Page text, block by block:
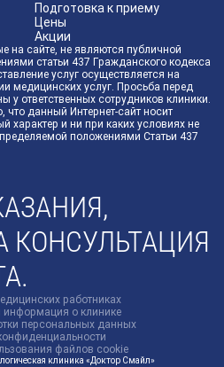
Подготовка к приему
Цены
Акции
на сайте, не являются публичной
статьи 437 Гражданского кодекса
услуг осуществляется на
медицинских услуг. Просьба перед
у ответственных сотрудников клиники.
данный Интернет-сайт носит
характер и ни при каких условиях не
положениями Статьи 437
КОНСУЛЬТАЦИЯ
работниках
информация о клинике
персональных данных
файлов cookie
клиника «Доктор Смайл»